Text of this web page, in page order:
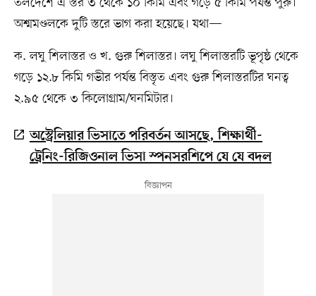
অশ্মমণ্ডলকে দুটি স্তরে ভাগ করা হয়েছে। যথা—
ক. লঘু শিলাস্তর ও খ. গুরু শিলাস্তর। লঘু শিলাস্তরটি ভূপৃষ্ঠ থেকে
গড়ে ১২.৮ কিমি গভীর পর্যন্ত বিস্তৃত এবং গুরু শিলাস্তরটির ঘনত্ব
২.৯৫ থেকে ৩ কিলোগ্রাম/ঘনমিটার।
অস্ট্রেলিয়ার ভিসাতে পরিবর্তন আসছে, শিক্ষার্থী-
ট্রেনিং-রিজিওনাল ভিসা স্পনসরশিপে যে যে বদল